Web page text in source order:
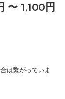
〜 1,100円
は繋がっていま